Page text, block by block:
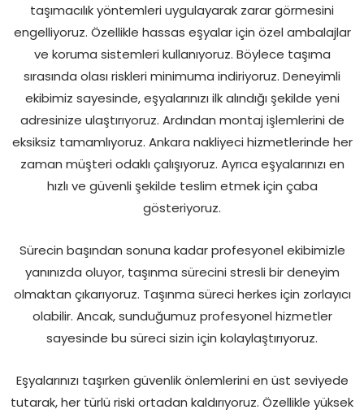
taşımacılık yöntemleri uygulayarak zarar görmesini
engelliyoruz. Özellikle hassas eşyalar için özel ambalajlar
ve koruma sistemleri kullanıyoruz. Böylece taşıma
sırasında olası riskleri minimuma indiriyoruz. Deneyimli
ekibimiz sayesinde, eşyalarınızı ilk alındığı şekilde yeni
adresinize ulaştırıyoruz. Ardından montaj işlemlerini de
eksiksiz tamamlıyoruz. Ankara nakliyeci hizmetlerinde her
zaman müşteri odaklı çalışıyoruz. Ayrıca eşyalarınızı en
hızlı ve güvenli şekilde teslim etmek için çaba
gösteriyoruz.
Sürecin başından sonuna kadar profesyonel ekibimizle
yanınızda oluyor, taşınma sürecini stresli bir deneyim
olmaktan çıkarıyoruz. Taşınma süreci herkes için zorlayıcı
olabilir. Ancak, sunduğumuz profesyonel hizmetler
sayesinde bu süreci sizin için kolaylaştırıyoruz.
Eşyalarınızı taşırken güvenlik önlemlerini en üst seviyede
tutarak, her türlü riski ortadan kaldırıyoruz. Özellikle yüksek